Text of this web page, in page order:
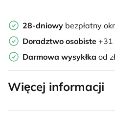
28-dniowy bezpłatny
Doradztwo osobiste +31
Darmowa wysykłka od
Więcej informacji